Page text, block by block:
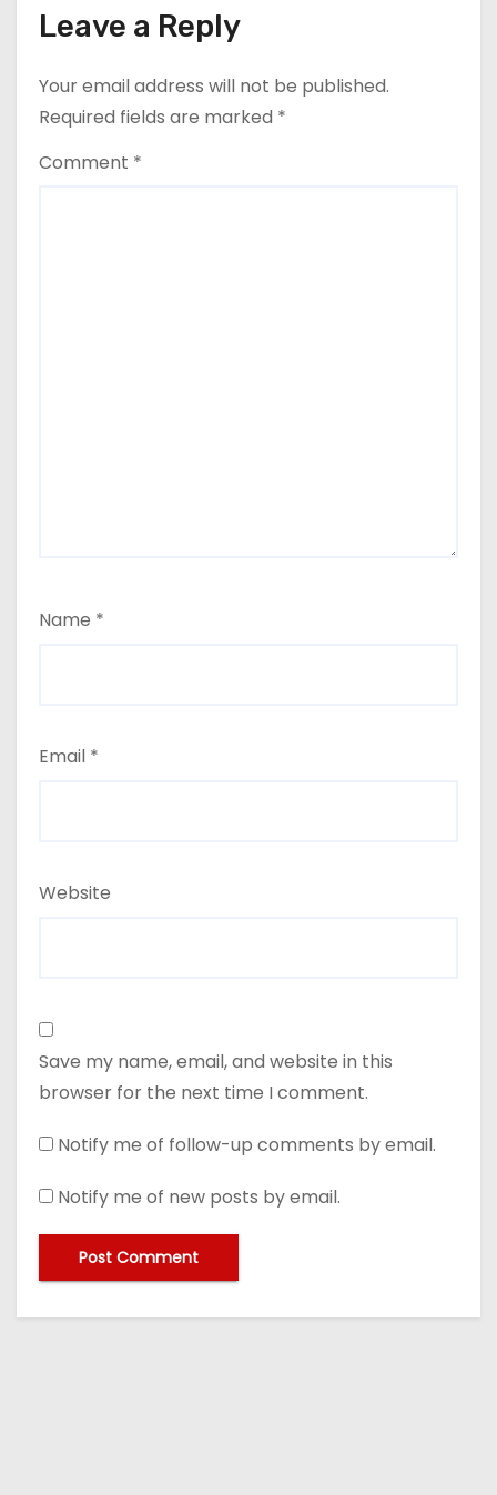
Leave a Reply
Your email address will not be published.
Required fields are marked *
Comment *
Name *
Email *
Website
Save my name, email, and website in this
browser for the next time I comment.
Notify me of follow-up comments by email.
Notify me of new posts by email.